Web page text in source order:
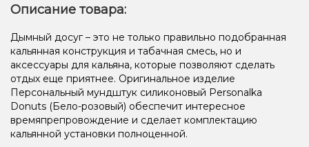
Описание товара:
Дымный досуг – это не только правильно подобранная
кальянная конструкция и табачная смесь, но и
аксессуары для кальяна, которые позволяют сделать
отдых еще приятнее. Оригинальное изделие
Персональный мундштук силиконовый Personalka
Donuts (Бело-розовый) обеспечит интересное
времяпрепровождение и сделает комплектацию
кальянной установки полноценной.